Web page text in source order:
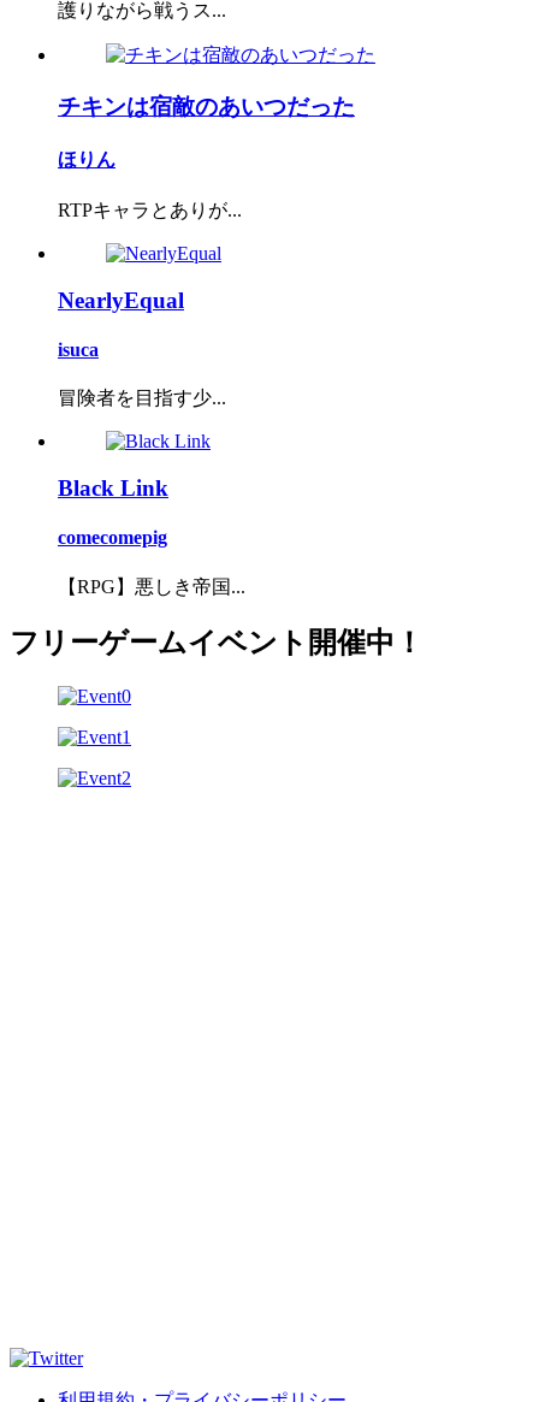
護りながら戦うス...
チキンは宿敵のあいつだった
ほりん
RTPキャラとありが...
NearlyEqual
isuca
冒険者を目指す少...
Black Link
comecomepig
【RPG】悪しき帝国...
フリーゲームイベント開催中！